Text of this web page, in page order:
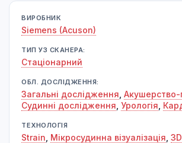
ВИРОБНИК
Siemens (Acuson)
ТИП УЗ СКАНЕРА:
Cтаціонарний
ОБЛ. ДОСЛІДЖЕННЯ:
Загальні дослідження Акушерство-
Судинні дослідження Урологія
ТЕХНОЛОГІЯ
Strain Мікросудинна візуалізація